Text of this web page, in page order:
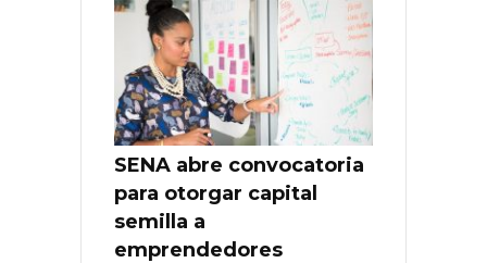
SENA abre convocatoria
para otorgar capital
semilla a
emprendedores